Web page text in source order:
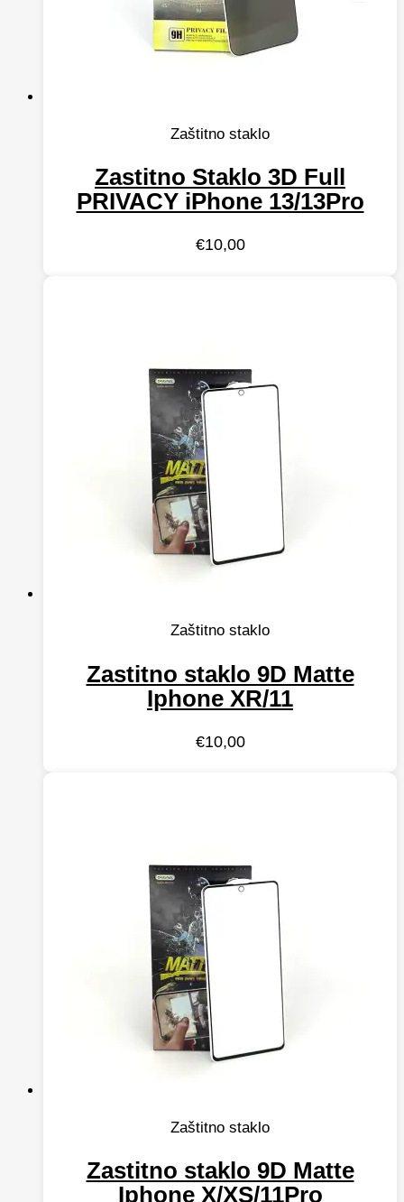
Zaštitno staklo
Zastitno Staklo 3D Full
PRIVACY iPhone 13/13Pro
€10,00
Zaštitno staklo
Zastitno staklo 9D Matte
Iphone XR/11
€10,00
Zaštitno staklo
Zastitno staklo 9D Matte
Iphone X/XS/11Pro